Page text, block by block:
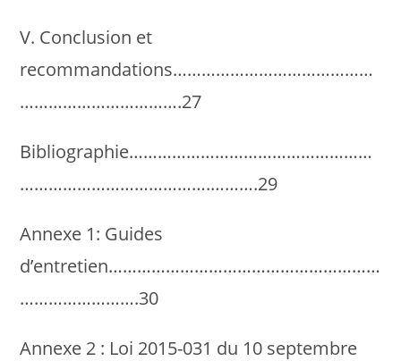
V. Conclusion et
recommandations……………………………………
…………………………….27
Bibliographie……………………………………………
………………………………….……….29
Annexe 1: Guides
d’entretien…………………………………………………
…………………….30
Annexe 2 : Loi 2015-031 du 10 septembre